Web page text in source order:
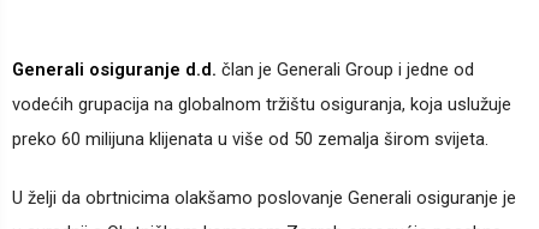
Generali osiguranje d.d. član je Generali Group i jedne od
vodećih grupacija na globalnom tržištu osiguranja, koja uslužuje
preko 60 milijuna klijenata u više od 50 zemalja širom svijeta.
U želji da obrtnicima olakšamo poslovanje Generali osiguranje je